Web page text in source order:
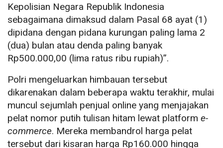
Kepolisian Negara Republik Indonesia
sebagaimana dimaksud dalam Pasal 68 ayat (1)
dipidana dengan pidana kurungan paling lama 2
(dua) bulan atau denda paling banyak
Rp500.000,00 (lima ratus ribu rupiah)”.
Polri mengeluarkan himbauan tersebut
dikarenakan dalam beberapa waktu terakhir, mulai
muncul sejumlah penjual online yang menjajakan
pelat nomor putih tulisan hitam lewat platform e-
commerce. Mereka membandrol harga pelat
tersebut dari kisaran harga Rp160.000 hingga